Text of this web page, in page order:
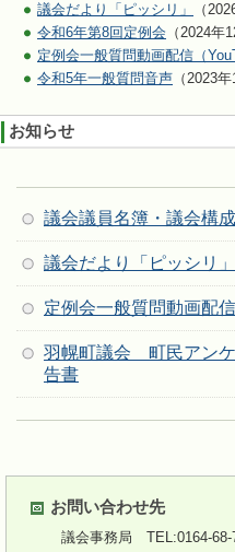
議会だより「ピッシリ」
（
令和6年第8回定例会 （2024年
定例会一般質問動画配信（
令和5年一般質問音声 （2023
お知らせ
議会議員名簿・議会構成
議会だより「ピッシリ」
定例会一般質問動画配信
羽幌町議会 町民アン
告書
お問い合わせ先
議会事務局 TEL:0164-